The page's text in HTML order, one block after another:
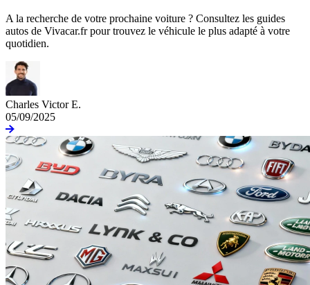
A la recherche de votre prochaine voiture ? Consultez les guides
autos de Vivacar.fr pour trouvez le véhicule le plus adapté à votre
quotidien.
Charles Victor E.
05/09/2025